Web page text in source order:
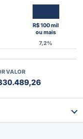
R$ 100 mil
ou mais
7,2%
VALOR